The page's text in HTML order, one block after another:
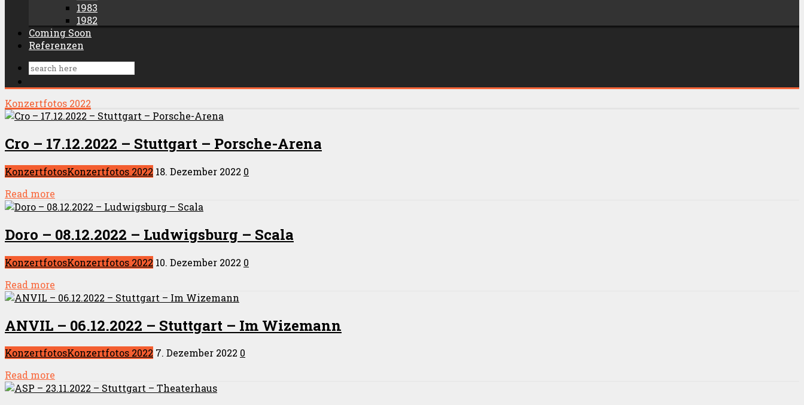
1983
1982
Coming Soon
Referenzen
Konzertfotos 2022
Cro – 17.12.2022 – Stuttgart – Porsche-Arena
KonzertfotosKonzertfotos 2022 18. Dezember 2022 0
Read more
Doro – 08.12.2022 – Ludwigsburg – Scala
KonzertfotosKonzertfotos 2022 10. Dezember 2022 0
Read more
ANVIL – 06.12.2022 – Stuttgart – Im Wizemann
KonzertfotosKonzertfotos 2022 7. Dezember 2022 0
Read more